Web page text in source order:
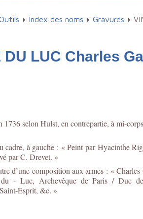
Index des noms Gravures
DU LUC Charles
selon Hulst, en contrepartie, à mi-
cadre, à gauche : « Peint par Hyacinthe
par C. Drevet. »
d’une composition aux armes : «
- Luc, Archevêque de Paris / Duc
Esprit, &c. »